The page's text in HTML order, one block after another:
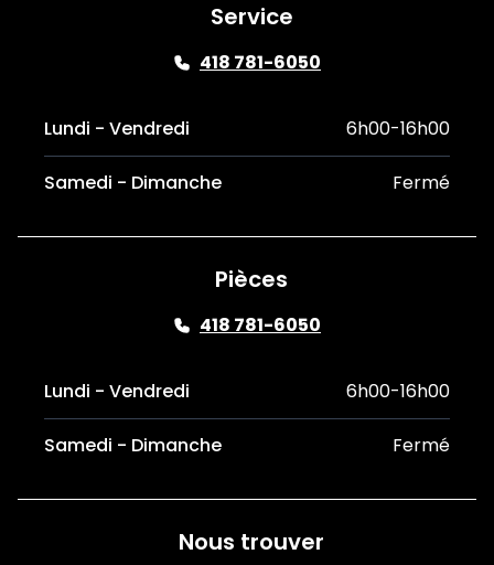
Service
418 781-6050
Lundi - Vendredi 6h00-16h00
Samedi - Dimanche Fermé
Pièces
418 781-6050
Lundi - Vendredi 6h00-16h00
Samedi - Dimanche Fermé
Nous trouver